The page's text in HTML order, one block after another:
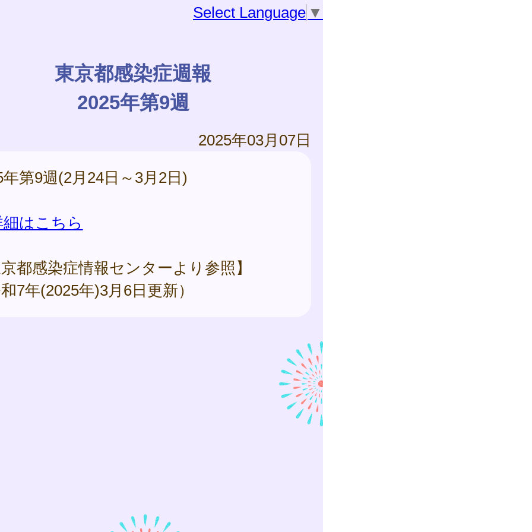
Select Language ▼
東京都感染症週報
2025年第9週
2025年03月07日
年第9週(2月24日～3月2日)
はこちら
都感染症情報センターより参照】
7年(2025年)3月6日更新）